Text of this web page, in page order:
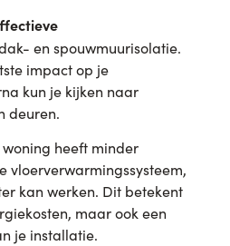
en spouwmuurisolatie.
impact op je
kun je kijken naar
deuren.
heeft minder
vloerverwarmingssysteem,
kan werken. Dit betekent
maar ook een
je installatie.